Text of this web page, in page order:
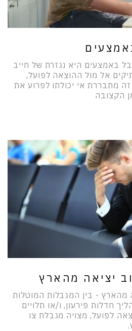
באמצעים היא נגזרת של חייב
אל מול ההוצאה לפועל,
מתבררת אי יכולתו לפרוע את
הקצובה
יציאה מהארץ
מהארץ - בין המגבלות המוטלות
חדלות פירעון, ו/או תלויים
לפועל, מצויה מגבלת צו